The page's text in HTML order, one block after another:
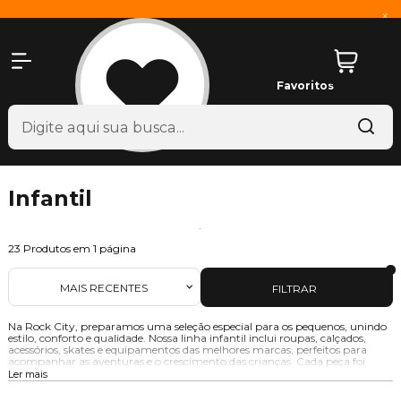
x
Favoritos
Infantil
23 Produtos em 1 página
FILTRAR
MAIS RECENTES
Na Rock City, preparamos uma seleção especial para os pequenos, unindo
estilo, conforto e qualidade. Nossa linha infantil inclui roupas, calçados,
acessórios, skates e equipamentos das melhores marcas, perfeitos para
acompanhar as aventuras e o crescimento das crianças. Cada peça foi
pensada para proporcionar praticidade e segurança, enquanto incentiva os
pequenos a explorarem e se conectarem com o mundo ao seu redor. Aqui,
Ler mais